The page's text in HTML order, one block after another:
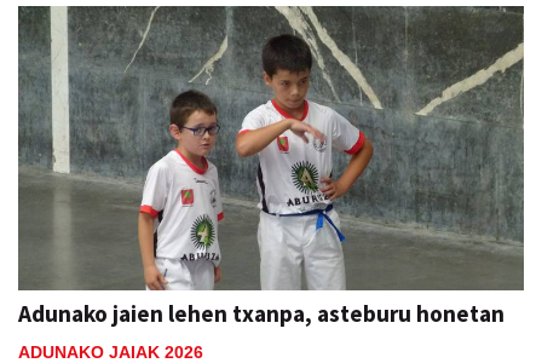
Adunako jaien lehen txanpa, asteburu honetan
ADUNAKO JAIAK 2026